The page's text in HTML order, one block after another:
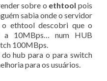
sobre o ethtool pois
sabia onde o servidor
o ethtool descobri que o
a 10MBps… num HUB
100MBps.
hub para o para switch
para os usuários.